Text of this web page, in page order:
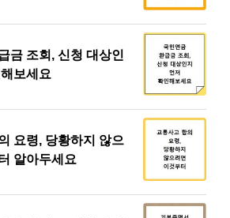
금 조회, 신청 대상인
보세요
요령, 당황하지 않으
알아두세요